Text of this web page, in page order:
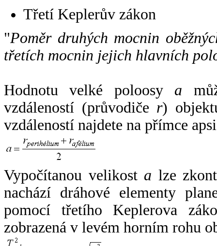
Třetí Keplerův zákon
"Poměr druhých mocnin
třetích mocnin jejich hlavních
Hodnotu velké poloosy a
vzdáleností (průvodiče r)
vzdáleností najdete na přímce
Vypočítanou velikost a lze
nachází dráhové elementy
pomocí třetího Keplerova
zobrazená v levém horním rohu